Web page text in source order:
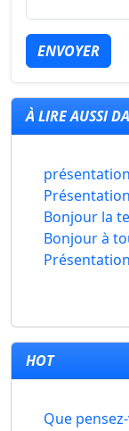
ENVOYER
À LIRE AUSSI
présentation
Présentation
Bonjour la
Bonjour à
HOT
Que